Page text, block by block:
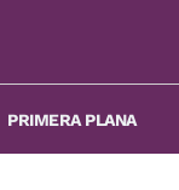
PRIMERA PLANA